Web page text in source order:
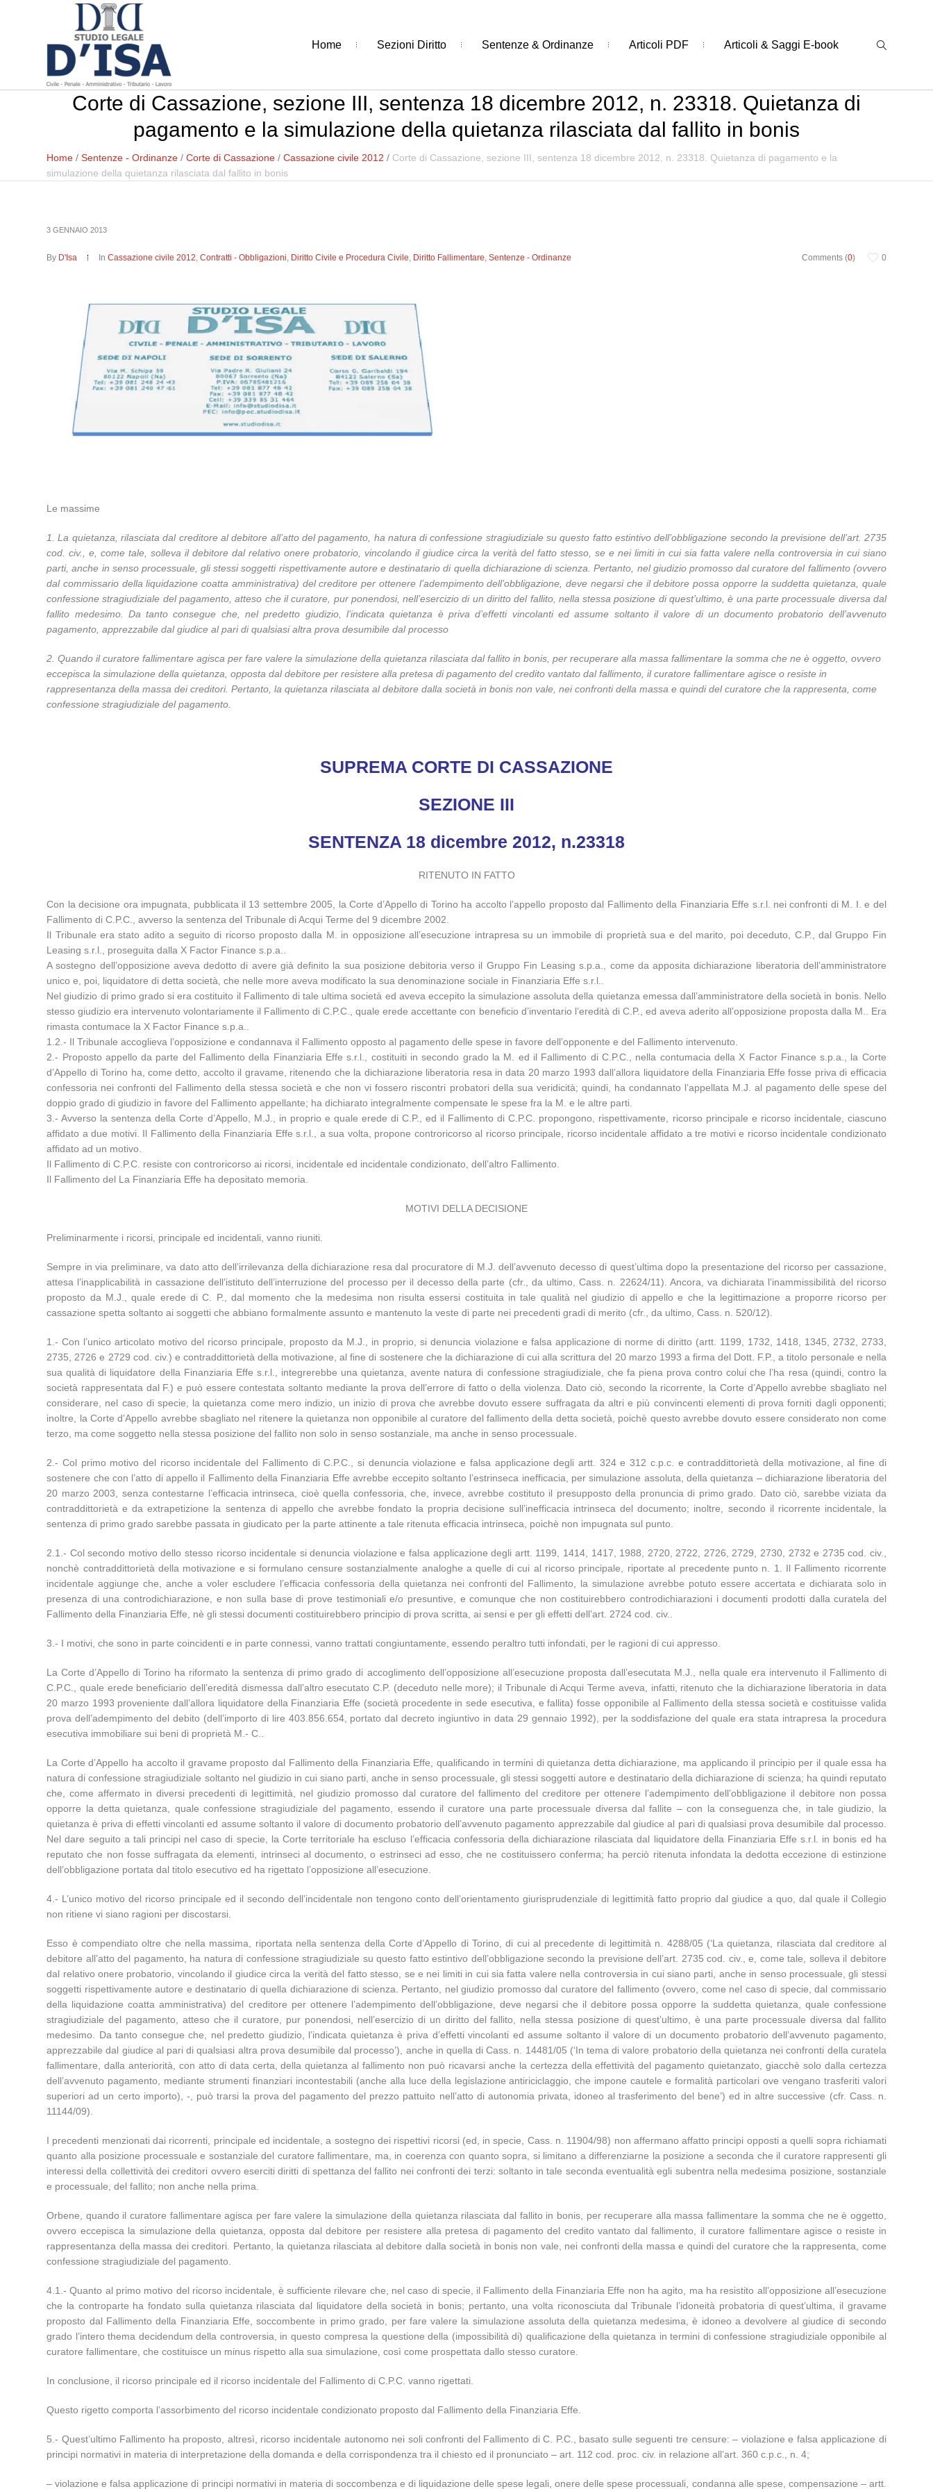
Home Sezioni Diritto Sentenze & Ordinanze Articoli PDF Articoli & Saggi E-book
Corte di Cassazione, sezione III, sentenza 18 dicembre 2012, n. 23318. Quietanza di
pagamento e la simulazione della quietanza rilasciata dal fallito in bonis
Home /Sentenze - Ordinanze /Corte di Cassazione /Cassazione civile 2012 / Corte di Cassazione, sezione III, sentenza 18 dicembre 2012, n. 23318. Quietanza di pagamento e la
simulazione della quietanza rilasciata dal fallito in bonis
3 GENNAIO 2013
Comments (0) 0
By D'Isa InCassazione civile 2012,Contratti - Obbligazioni, Diritto Civile e Procedura Civile, Diritto Fallimentare,Sentenze - Ordinanze
Le massime
1. La quietanza, rilasciata dal creditore al debitore all’atto del pagamento, ha natura di confessione stragiudiziale su questo fatto estintivo dell’obbligazione secondo la previsione dell’art. 2735
cod. civ., e, come tale, solleva il debitore dal relativo onere probatorio, vincolando il giudice circa la verità del fatto stesso, se e nei limiti in cui sia fatta valere nella controversia in cui siano
parti, anche in senso processuale, gli stessi soggetti rispettivamente autore e destinatario di quella dichiarazione di scienza. Pertanto, nel giudizio promosso dal curatore del fallimento (ovvero
dal commissario della liquidazione coatta amministrativa) del creditore per ottenere l’adempimento dell’obbligazione, deve negarsi che il debitore possa opporre la suddetta quietanza, quale
confessione stragiudiziale del pagamento, atteso che il curatore, pur ponendosi, nell’esercizio di un diritto del fallito, nella stessa posizione di quest’ultimo, è una parte processuale diversa dal
fallito medesimo. Da tanto consegue che, nel predetto giudizio, l’indicata quietanza è priva d’effetti vincolanti ed assume soltanto il valore di un documento probatorio dell’avvenuto
pagamento, apprezzabile dal giudice al pari di qualsiasi altra prova desumibile dal processo
2. Quando il curatore fallimentare agisca per fare valere la simulazione della quietanza rilasciata dal fallito in bonis, per recuperare alla massa fallimentare la somma che ne è oggetto, ovvero
eccepisca la simulazione della quietanza, opposta dal debitore per resistere alla pretesa di pagamento del credito vantato dal fallimento, il curatore fallimentare agisce o resiste in
rappresentanza della massa dei creditori. Pertanto, la quietanza rilasciata al debitore dalla società in bonis non vale, nei confronti della massa e quindi del curatore che la rappresenta, come
confessione stragiudiziale del pagamento.
SUPREMA CORTE DI CASSAZIONE
SEZIONE III
SENTENZA 18 dicembre 2012, n.23318
RITENUTO IN FATTO
Con la decisione ora impugnata, pubblicata il 13 settembre 2005, la Corte d’Appello di Torino ha accolto l’appello proposto dal Fallimento della Finanziaria Effe s.r.l. nei confronti di M. I. e del
Fallimento di C.P.C., avverso la sentenza del Tribunale di Acqui Terme del 9 dicembre 2002.
Il Tribunale era stato adito a seguito di ricorso proposto dalla M. in opposizione all’esecuzione intrapresa su un immobile di proprietà sua e del marito, poi deceduto, C.P., dal Gruppo Fin
Leasing s.r.l., proseguita dalla X Factor Finance s.p.a..
A sostegno dell’opposizione aveva dedotto di avere già definito la sua posizione debitoria verso il Gruppo Fin Leasing s.p.a., come da apposita dichiarazione liberatoria dell’amministratore
unico e, poi, liquidatore di detta società, che nelle more aveva modificato la sua denominazione sociale in Finanziaria Effe s.r.l..
Nel giudizio di primo grado si era costituito il Fallimento di tale ultima società ed aveva eccepito la simulazione assoluta della quietanza emessa dall’amministratore della società in bonis. Nello
stesso giudizio era intervenuto volontariamente il Fallimento di C.P.C., quale erede accettante con beneficio d’inventario l’eredità di C.P., ed aveva aderito all’opposizione proposta dalla M.. Era
rimasta contumace la X Factor Finance s.p.a..
1.2.- Il Tribunale accoglieva l’opposizione e condannava il Fallimento opposto al pagamento delle spese in favore dell’opponente e del Fallimento intervenuto.
2.- Proposto appello da parte del Fallimento della Finanziaria Effe s.r.l., costituiti in secondo grado la M. ed il Fallimento di C.P.C., nella contumacia della X Factor Finance s.p.a., la Corte
d’Appello di Torino ha, come detto, accolto il gravame, ritenendo che la dichiarazione liberatoria resa in data 20 marzo 1993 dall’allora liquidatore della Finanziaria Effe fosse priva di efficacia
confessoria nei confronti del Fallimento della stessa società e che non vi fossero riscontri probatori della sua veridicità; quindi, ha condannato l’appellata M.J. al pagamento delle spese del
doppio grado di giudizio in favore del Fallimento appellante; ha dichiarato integralmente compensate le spese fra la M. e le altre parti.
3.- Avverso la sentenza della Corte d’Appello, M.J., in proprio e quale erede di C.P., ed il Fallimento di C.P.C. propongono, rispettivamente, ricorso principale e ricorso incidentale, ciascuno
affidato a due motivi. Il Fallimento della Finanziaria Effe s.r.l., a sua volta, propone controricorso al ricorso principale, ricorso incidentale affidato a tre motivi e ricorso incidentale condizionato
affidato ad un motivo.
Il Fallimento di C.P.C. resiste con controricorso ai ricorsi, incidentale ed incidentale condizionato, dell’altro Fallimento.
Il Fallimento del La Finanziaria Effe ha depositato memoria.
MOTIVI DELLA DECISIONE
Preliminarmente i ricorsi, principale ed incidentali, vanno riuniti.
Sempre in via preliminare, va dato atto dell’irrilevanza della dichiarazione resa dal procuratore di M.J. dell’avvenuto decesso di quest’ultima dopo la presentazione del ricorso per cassazione,
attesa l’inapplicabilità in cassazione dell’istituto dell’interruzione del processo per il decesso della parte (cfr., da ultimo, Cass. n. 22624/11). Ancora, va dichiarata l’inammissibilità del ricorso
proposto da M.J., quale erede di C. P., dal momento che la medesima non risulta essersi costituita in tale qualità nel giudizio di appello e che la legittimazione a proporre ricorso per
cassazione spetta soltanto ai soggetti che abbiano formalmente assunto e mantenuto la veste di parte nei precedenti gradi di merito (cfr., da ultimo, Cass. n. 520/12).
1.- Con l’unico articolato motivo del ricorso principale, proposto da M.J., in proprio, si denuncia violazione e falsa applicazione di norme di diritto (artt. 1199, 1732, 1418, 1345, 2732, 2733,
2735, 2726 e 2729 cod. civ.) e contraddittorietà della motivazione, al fine di sostenere che la dichiarazione di cui alla scrittura del 20 marzo 1993 a firma del Dott. F.P., a titolo personale e nella
sua qualità di liquidatore della Finanziaria Effe s.r.l., integrerebbe una quietanza, avente natura di confessione stragiudiziale, che fa piena prova contro colui che l’ha resa (quindi, contro la
società rappresentata dal F.) e può essere contestata soltanto mediante la prova dell’errore di fatto o della violenza. Dato ciò, secondo la ricorrente, la Corte d’Appello avrebbe sbagliato nel
considerare, nel caso di specie, la quietanza come mero indizio, un inizio di prova che avrebbe dovuto essere suffragata da altri e più convincenti elementi di prova forniti dagli opponenti;
inoltre, la Corte d’Appello avrebbe sbagliato nel ritenere la quietanza non opponibile al curatore del fallimento della detta società, poichè questo avrebbe dovuto essere considerato non come
terzo, ma come soggetto nella stessa posizione del fallito non solo in senso sostanziale, ma anche in senso processuale.
2.- Col primo motivo del ricorso incidentale del Fallimento di C.P.C., si denuncia violazione e falsa applicazione degli artt. 324 e 312 c.p.c. e contraddittorietà della motivazione, al fine di
sostenere che con l’atto di appello il Fallimento della Finanziaria Effe avrebbe eccepito soltanto l’estrinseca inefficacia, per simulazione assoluta, della quietanza – dichiarazione liberatoria del
20 marzo 2003, senza contestarne l’efficacia intrinseca, cioè quella confessoria, che, invece, avrebbe costituto il presupposto della pronuncia di primo grado. Dato ciò, sarebbe viziata da
contraddittorietà e da extrapetizione la sentenza di appello che avrebbe fondato la propria decisione sull’inefficacia intrinseca del documento; inoltre, secondo il ricorrente incidentale, la
sentenza di primo grado sarebbe passata in giudicato per la parte attinente a tale ritenuta efficacia intrinseca, poichè non impugnata sul punto.
2.1.- Col secondo motivo dello stesso ricorso incidentale si denuncia violazione e falsa applicazione degli artt. 1199, 1414, 1417, 1988, 2720, 2722, 2726, 2729, 2730, 2732 e 2735 cod. civ.,
nonchè contraddittorietà della motivazione e si formulano censure sostanzialmente analoghe a quelle di cui al ricorso principale, riportate al precedente punto n. 1. Il Fallimento ricorrente
incidentale aggiunge che, anche a voler escludere l’efficacia confessoria della quietanza nei confronti del Fallimento, la simulazione avrebbe potuto essere accertata e dichiarata solo in
presenza di una controdichiarazione, e non sulla base di prove testimoniali e/o presuntive, e comunque che non costituirebbero controdichiarazioni i documenti prodotti dalla curatela del
Fallimento della Finanziaria Effe, nè gli stessi documenti costituirebbero principio di prova scritta, ai sensi e per gli effetti dell’art. 2724 cod. civ..
3.- I motivi, che sono in parte coincidenti e in parte connessi, vanno trattati congiuntamente, essendo peraltro tutti infondati, per le ragioni di cui appresso.
La Corte d’Appello di Torino ha riformato la sentenza di primo grado di accoglimento dell’opposizione all’esecuzione proposta dall’esecutata M.J., nella quale era intervenuto il Fallimento di
C.P.C., quale erede beneficiario dell’eredità dismessa dall’altro esecutato C.P. (deceduto nelle more); il Tribunale di Acqui Terme aveva, infatti, ritenuto che la dichiarazione liberatoria in data
20 marzo 1993 proveniente dall’allora liquidatore della Finanziaria Effe (società procedente in sede esecutiva, e fallita) fosse opponibile al Fallimento della stessa società e costituisse valida
prova dell’adempimento del debito (dell’importo di lire 403.856.654, portato dal decreto ingiuntivo in data 29 gennaio 1992), per la soddisfazione del quale era stata intrapresa la procedura
esecutiva immobiliare sui beni di proprietà M.- C..
La Corte d’Appello ha accolto il gravame proposto dal Fallimento della Finanziaria Effe, qualificando in termini di quietanza detta dichiarazione, ma applicando il principio per il quale essa ha
natura di confessione stragiudiziale soltanto nel giudizio in cui siano parti, anche in senso processuale, gli stessi soggetti autore e destinatario della dichiarazione di scienza; ha quindi reputato
che, come affermato in diversi precedenti di legittimità, nel giudizio promosso dal curatore del fallimento del creditore per ottenere l’adempimento dell’obbligazione il debitore non possa
opporre la detta quietanza, quale confessione stragiudiziale del pagamento, essendo il curatore una parte processuale diversa dal fallite – con la conseguenza che, in tale giudizio, la
quietanza è priva di effetti vincolanti ed assume soltanto il valore di documento probatorio dell’avvenuto pagamento apprezzabile dal giudice al pari di qualsiasi prova desumibile dal processo.
Nel dare seguito a tali principi nel caso di specie, la Corte territoriale ha escluso l’efficacia confessoria della dichiarazione rilasciata dal liquidatore della Finanziaria Effe s.r.l. in bonis ed ha
reputato che non fosse suffragata da elementi, intrinseci al documento, o estrinseci ad esso, che ne costituissero conferma; ha perciò ritenuta infondata la dedotta eccezione di estinzione
dell’obbligazione portata dal titolo esecutivo ed ha rigettato l’opposizione all’esecuzione.
4.- L’unico motivo del ricorso principale ed il secondo dell’incidentale non tengono conto dell’orientamento giurisprudenziale di legittimità fatto proprio dal giudice a quo, dal quale il Collegio
non ritiene vi siano ragioni per discostarsi.
Esso è compendiato oltre che nella massima, riportata nella sentenza della Corte d’Appello di Torino, di cui al precedente di legittimità n. 4288/05 (‘La quietanza, rilasciata dal creditore al
debitore all’atto del pagamento, ha natura di confessione stragiudiziale su questo fatto estintivo dell’obbligazione secondo la previsione dell’art. 2735 cod. civ., e, come tale, solleva il debitore
dal relativo onere probatorio, vincolando il giudice circa la verità del fatto stesso, se e nei limiti in cui sia fatta valere nella controversia in cui siano parti, anche in senso processuale, gli stessi
soggetti rispettivamente autore e destinatario di quella dichiarazione di scienza. Pertanto, nel giudizio promosso dal curatore del fallimento (ovvero, come nel caso di specie, dal commissario
della liquidazione coatta amministrativa) del creditore per ottenere l’adempimento dell’obbligazione, deve negarsi che il debitore possa opporre la suddetta quietanza, quale confessione
stragiudiziale del pagamento, atteso che il curatore, pur ponendosi, nell’esercizio di un diritto del fallito, nella stessa posizione di quest’ultimo, è una parte processuale diversa dal fallito
medesimo. Da tanto consegue che, nel predetto giudizio, l’indicata quietanza è priva d’effetti vincolanti ed assume soltanto il valore di un documento probatorio dell’avvenuto pagamento,
apprezzabile dal giudice al pari di qualsiasi altra prova desumibile dal processo’), anche in quella di Cass. n. 14481/05 (‘In tema di valore probatorio della quietanza nei confronti della curatela
fallimentare, dalla anteriorità, con atto di data certa, della quietanza al fallimento non può ricavarsi anche la certezza della effettività del pagamento quietanzato, giacchè solo dalla certezza
dell’avvenuto pagamento, mediante strumenti finanziari incontestabili (anche alla luce della legislazione antiriciclaggio, che impone cautele e formalità particolari ove vengano trasferiti valori
superiori ad un certo importo), -, può trarsi la prova del pagamento del prezzo pattuito nell’atto di autonomia privata, idoneo al trasferimento del bene’) ed in altre successive (cfr. Cass. n.
11144/09).
I precedenti menzionati dai ricorrenti, principale ed incidentale, a sostegno dei rispettivi ricorsi (ed, in specie, Cass. n. 11904/98) non affermano affatto principi opposti a quelli sopra richiamati
quanto alla posizione processuale e sostanziale del curatore fallimentare, ma, in coerenza con quanto sopra, si limitano a differenziarne la posizione a seconda che il curatore rappresenti gli
interessi della collettività dei creditori ovvero eserciti diritti di spettanza del fallito nei confronti dei terzi: soltanto in tale seconda eventualità egli subentra nella medesima posizione, sostanziale
e processuale, del fallito; non anche nella prima.
Orbene, quando il curatore fallimentare agisca per fare valere la simulazione della quietanza rilasciata dal fallito in bonis, per recuperare alla massa fallimentare la somma che ne è oggetto,
ovvero eccepisca la simulazione della quietanza, opposta dal debitore per resistere alla pretesa di pagamento del credito vantato dal fallimento, il curatore fallimentare agisce o resiste in
rappresentanza della massa dei creditori. Pertanto, la quietanza rilasciata al debitore dalla società in bonis non vale, nei confronti della massa e quindi del curatore che la rappresenta, come
confessione stragiudiziale del pagamento.
4.1.- Quanto al primo motivo del ricorso incidentale, è sufficiente rilevare che, nel caso di specie, il Fallimento della Finanziaria Effe non ha agito, ma ha resistito all’opposizione all’esecuzione
che la controparte ha fondato sulla quietanza rilasciata dal liquidatore della società in bonis; pertanto, una volta riconosciuta dal Tribunale l’idoneità probatoria di quest’ultima, il gravame
proposto dal Fallimento della Finanziaria Effe, soccombente in primo grado, per fare valere la simulazione assoluta della quietanza medesima, è idoneo a devolvere al giudice di secondo
grado l’intero thema decidendum della controversia, in questo compresa la questione della (impossibilità di) qualificazione della quietanza in termini di confessione stragiudiziale opponibile al
curatore fallimentare, che costituisce un minus rispetto alla sua simulazione, così come prospettata dallo stesso curatore.
In conclusione, il ricorso principale ed il ricorso incidentale del Fallimento di C.P.C. vanno rigettati.
Questo rigetto comporta l’assorbimento del ricorso incidentale condizionato proposto dal Fallimento della Finanziaria Effe.
5.- Quest’ultimo Fallimento ha proposto, altresì, ricorso incidentale autonomo nei soli confronti del Fallimento di C. P.C., basato sulle seguenti tre censure: – violazione e falsa applicazione di
principi normativi in materia di interpretazione della domanda e della corrispondenza tra il chiesto ed il pronunciato – art. 112 cod. proc. civ. in relazione all’art. 360 c.p.c., n. 4;
– violazione e falsa applicazione di principi normativi in materia di soccombenza e di liquidazione delle spese legali, onere delle spese processuali, condanna alle spese, compensazione – artt.